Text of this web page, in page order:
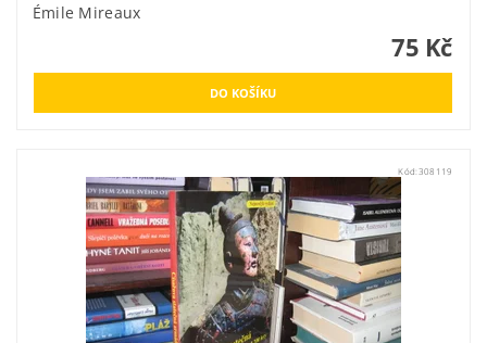
Émile Mireaux
75 Kč
Kód: 308119